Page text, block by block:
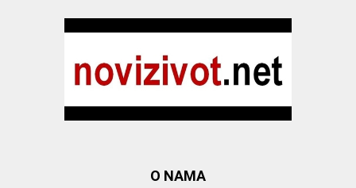
O NAMA